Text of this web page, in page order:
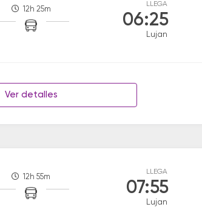
12h 25m
LLEGA
06:25
Lujan
Ver detalles
12h 55m
LLEGA
07:55
Lujan